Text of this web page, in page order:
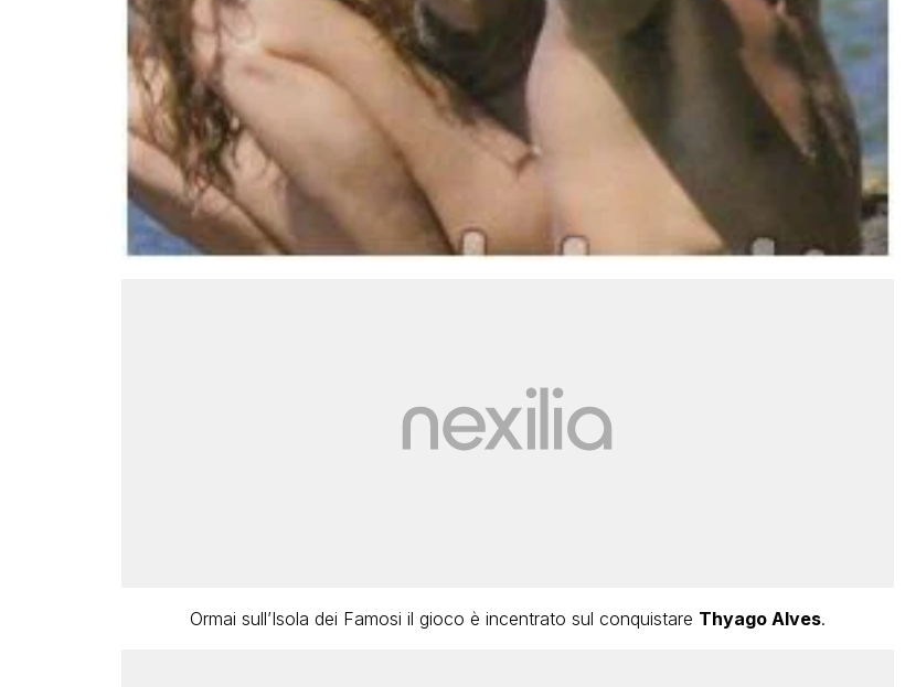
Ormai sull’Isola dei Famosi il gioco è incentrato sul conquistare Thyago Alves.